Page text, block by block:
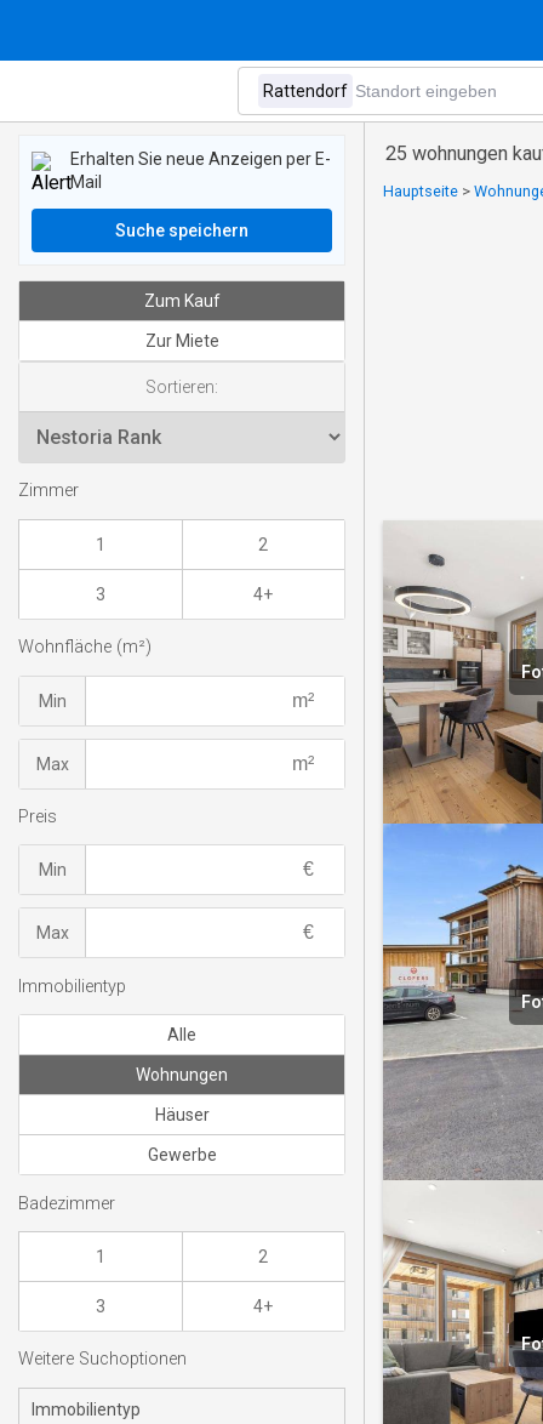
25 wohnungen
Hauptseite >
Erhalten Sie neue Anzeigen per E-
Mail
Suche speichern
Zum Kauf
Zur Miete
Sortieren:
Zimmer
1 2
3 4+
Wohnfläche (m²)
Min
Max
Preis
Min
Max
Immobilientyp
Alle
Wohnungen
Häuser
Gewerbe
Badezimmer
1 2
3 4+
Weitere Suchoptionen
Immobilientyp